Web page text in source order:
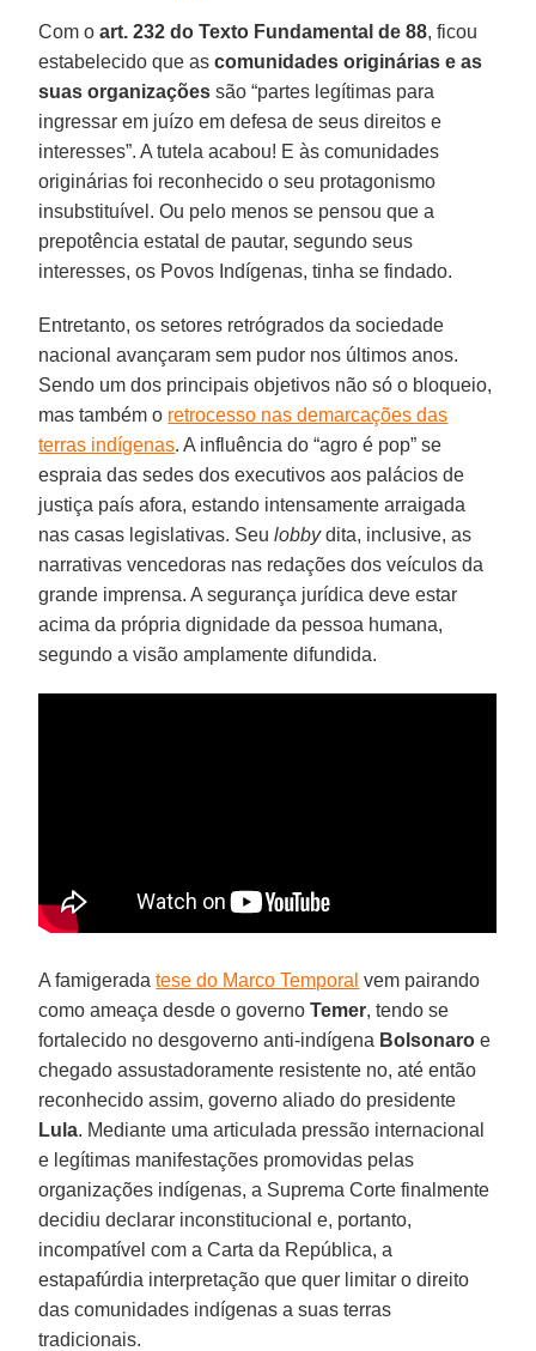
Com oart. 232 do Texto Fundamental de 88, ficou
estabelecido que ascomunidades originárias e as
suas organizações são “partes legítimas para
ingressar em juízo em defesa de seus direitos e
interesses”. A tutela acabou! E às comunidades
originárias foi reconhecido o seu protagonismo
insubstituível. Ou pelo menos se pensou que a
prepotência estatal de pautar, segundo seus
interesses, os Povos Indígenas, tinha se findado.
Entretanto, os setores retrógrados da sociedade
nacional avançaram sem pudor nos últimos anos.
Sendo um dos principais objetivos não só o bloqueio,
mas também o retrocesso nas demarcações das
terras indígenas. A influência do “agro é pop” se
espraia das sedes dos executivos aos palácios de
justiça país afora, estando intensamente arraigada
nas casas legislativas. Seulobbydita, inclusive, as
narrativas vencedoras nas redações dos veículos da
grande imprensa. A segurança jurídica deve estar
acima da própria dignidade da pessoa humana,
segundo a visão amplamente difundida.
A famigeradatese do Marco Temporal vem pairando
como ameaça desde o governo Temer, tendo se
fortalecido no desgoverno anti-indígena Bolsonaro e
chegado assustadoramente resistente no, até então
reconhecido assim, governo aliado do presidente
Lula. Mediante uma articulada pressão internacional
e legítimas manifestações promovidas pelas
organizações indígenas, a Suprema Corte finalmente
decidiu declarar inconstitucional e, portanto,
incompatível com a Carta da República, a
estapafúrdia interpretação que quer limitar o direito
das comunidades indígenas a suas terras
tradicionais.